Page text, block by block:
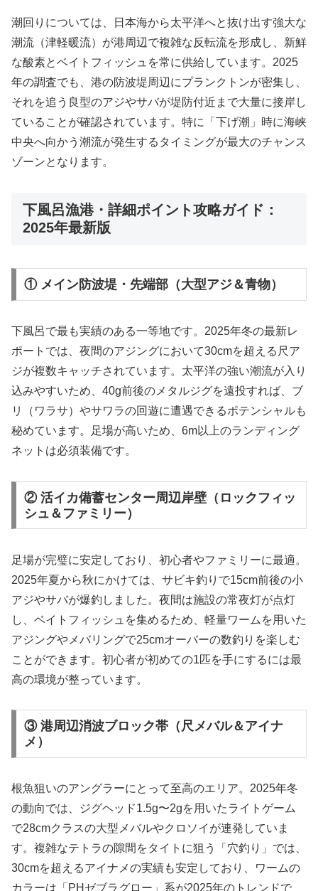
潮回りについては、日本海から太平洋へと抜け出す強大な
潮流（津軽暖流）が港周辺で複雑な反転流を形成し、新鮮
な酸素とベイトフィッシュを常に供給しています。2025
年の調査でも、港の防波堤周辺にプランクトンが密集し、
それを追う良型のアジやサバが堤防付近まで大量に接岸し
ていることが確認されています。特に「下げ潮」時に海峡
中央へ向かう潮流が発生するタイミングが最大のチャンス
ゾーンとなります。
下風呂漁港・詳細ポイント攻略ガイド：
2025年最新版
① メイン防波堤・先端部（大型アジ＆青物）
下風呂で最も実績のある一等地です。2025年冬の最新レ
ポートでは、夜間のアジングにおいて30cmを超える尺ア
ジが複数キャッチされています。太平洋の強い潮流が入り
込みやすいため、40g前後のメタルジグを遠投すれば、ブ
リ（ワラサ）やサワラの回遊に遭遇できるポテンシャルも
秘めています。足場が高いため、6m以上のランディング
ネットは必須装備です。
② 活イカ備蓄センター周辺岸壁（ロックフィッ
シュ＆ファミリー）
足場が完璧に安定しており、初心者やファミリーに最適。
2025年夏から秋にかけては、サビキ釣りで15cm前後の小
アジやサバが爆釣しました。夜間は施設の常夜灯が点灯
し、ベイトフィッシュを集めるため、軽量ワームを用いた
アジングやメバリングで25cmオーバーの数釣りを楽しむ
ことができます。初心者が初めての1匹を手にするには最
高の環境が整っています。
③ 港周辺消波ブロック帯（尺メバル＆アイナ
メ）
根魚狙いのアングラーにとって至高のエリア。2025年冬
の動向では、ジグヘッド1.5g〜2gを用いたライトゲーム
で28cmクラスの大型メバルやクロソイが連発していま
す。複雑なテトラの隙間をタイトに狙う「穴釣り」では、
30cmを超えるアイナメの実績も安定しており、ワームの
カラーは「PHゼブラグロー」系が2025年のトレンドで